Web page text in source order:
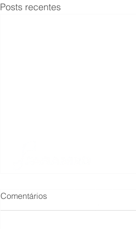
Posts recentes
Comentários
administrativo@fabamed.org.br